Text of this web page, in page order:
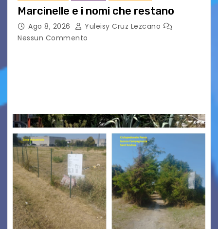
Marcinelle e i nomi che restano
Ago 8, 2026
Yuleisy Cruz Lezcano
Nessun Commento